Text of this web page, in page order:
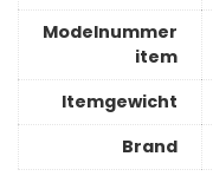
Modelnummer
item
Itemgewicht
Brand